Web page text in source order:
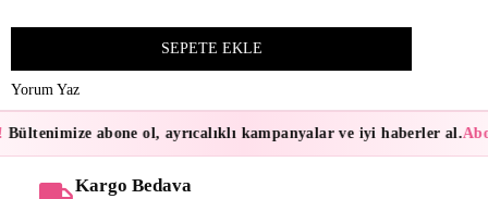
Yorum Yaz
Bültenimize abone ol, ayrıcalıklı kampanyalar ve iyi haberler al.
Kargo Bedava